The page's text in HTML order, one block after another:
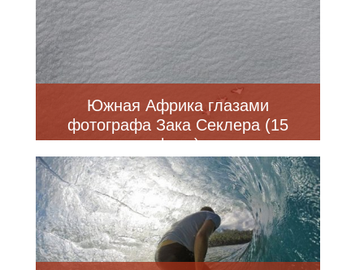
Южная Африка глазами
фотографа Зака Секлера (15
фото)